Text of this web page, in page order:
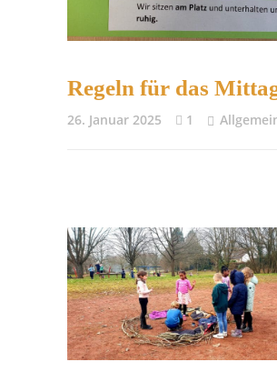
Regeln für das
26. Januar 2025 1